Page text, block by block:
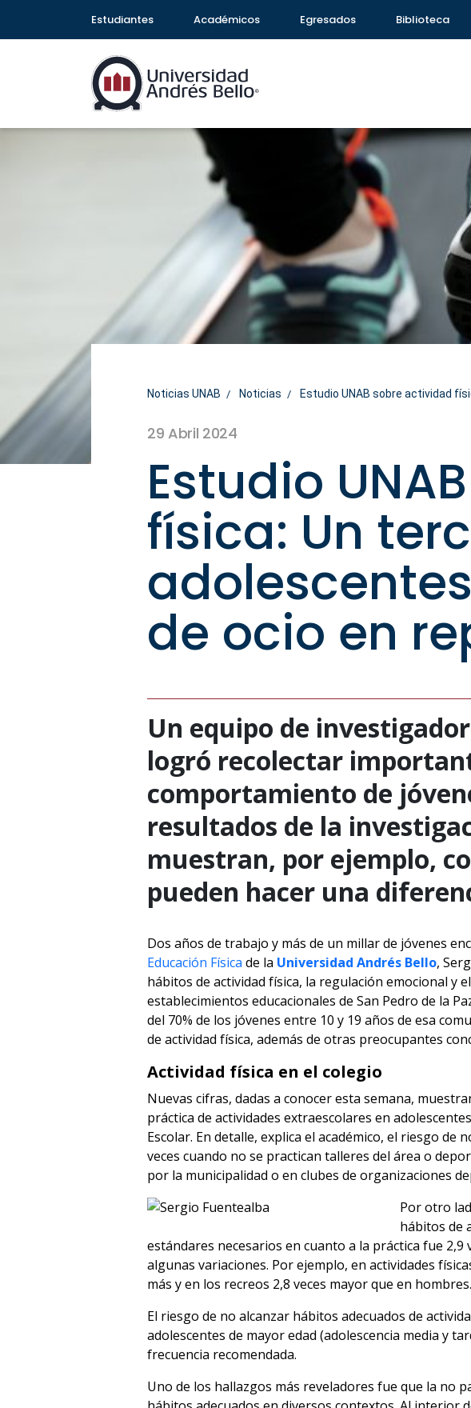
Estudiantes Académicos Egresados Biblioteca
Noticias UNAB Noticias Estudio UNAB sobre actividad
29 Abril 2024
Estudio
física: Un
de ocio en
Un equipo de
logró recolectar
comportamiento de
resultados de la
muestran, por ejemplo,
pueden hacer una
Dos años de trabajo y más de un millar de jóvenes
Educación Física de la Universidad Andrés Bello,
hábitos de actividad física, la regulación emocional y
establecimientos educacionales de San Pedro de la
del 70% de los jóvenes entre 10 y 19 años de esa
de actividad física, además de otras preocupantes
Actividad física en el colegio
Nuevas cifras, dadas a conocer esta semana,
práctica de actividades extraescolares en
Escolar. En detalle, explica el académico, el riesgo
veces cuando no se practican talleres del área o
por la municipalidad o en clubes de organizaciones
Por otro
hábitos de
estándares necesarios en cuanto a la práctica fue
algunas variaciones. Por ejemplo, en actividades
más y en los recreos 2,8 veces mayor que en hombres.
El riesgo de no alcanzar hábitos adecuados de
adolescentes de mayor edad (adolescencia media y
frecuencia recomendada.
Uno de los hallazgos más reveladores fue que la no